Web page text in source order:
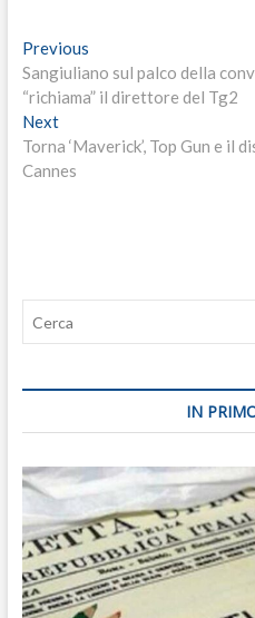
Navigazione
articoli
PreviousPrevious
post:
Sangiuliano sul palco della
“richiama” il direttore del Tg2
NextNext
post:
Torna ‘Maverick’, Top Gun e il
Cannes
IN